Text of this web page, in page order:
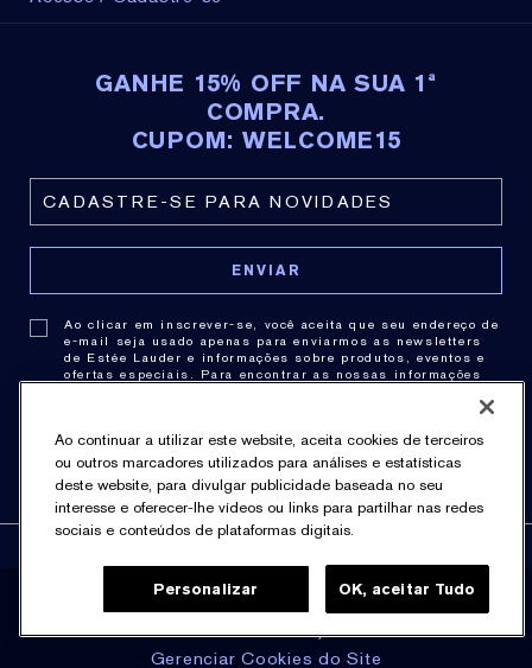
GANHE 15% OFF NA SUA 1ª
COMPRA.
CUPOM: WELCOME15
Ao clicar em inscrever-se, você aceita que seu endereço de
e-mail seja usado apenas para enviarmos as newsletters
de Estée Lauder e informações sobre produtos, eventos e
ofertas especiais. Para encontrar as nossas informações
práticas de privacidade consulte nossa .Política de
Privacidade
Política de Privacidade
Termos & Condições
Gerenciar Cookies do Site
Ao continuar a utilizar este website, aceita cookies de terceiros
ou outros marcadores utilizados para análises e estatísticas
deste website, para divulgar publicidade baseada no seu
interesse e oferecer-lhe vídeos ou links para partilhar nas redes
sociais e conteúdos de plataformas digitais.
Personalizar OK, aceitar Tudo